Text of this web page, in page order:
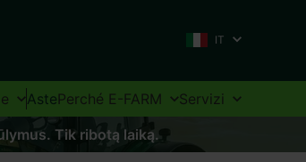
IT
AstePerché E-FARM
Servizi
Tik ribotą laiką.